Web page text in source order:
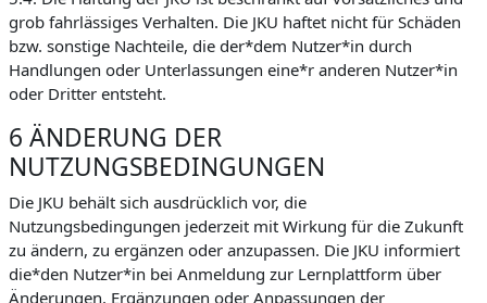
grob fahrlässiges Verhalten. Die JKU haftet nicht für Schäden
bzw. sonstige Nachteile, die der*dem Nutzer*in durch
Handlungen oder Unterlassungen eine*r anderen Nutzer*in
oder Dritter entsteht.
6 ÄNDERUNG DER
NUTZUNGSBEDINGUNGEN
Die JKU behält sich ausdrücklich vor, die
Nutzungsbedingungen jederzeit mit Wirkung für die Zukunft
zu ändern, zu ergänzen oder anzupassen. Die JKU informiert
die*den Nutzer*in bei Anmeldung zur Lernplattform über
Änderungen, Ergänzungen oder Anpassungen der